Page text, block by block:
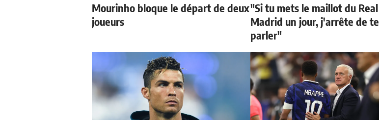
Mourinho bloque le départ de deux
joueurs
"Si tu mets le maillot du Real
Madrid un jour, j'arrête de te
parler"